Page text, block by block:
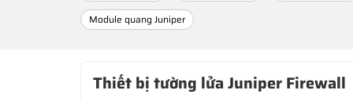
Module quang Juniper
Thiết bị tường lửa Juniper Firewall